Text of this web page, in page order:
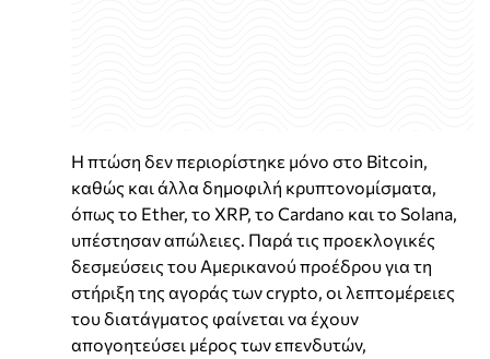
Η πτώση δεν περιορίστηκε μόνο στο Bitcoin,
καθώς και άλλα δημοφιλή κρυπτονομίσματα,
όπως το Ether, το XRP, το Cardano και το Solana,
υπέστησαν απώλειες. Παρά τις προεκλογικές
δεσμεύσεις του Αμερικανού προέδρου για τη
στήριξη της αγοράς των crypto, οι λεπτομέρειες
του διατάγματος φαίνεται να έχουν
απογοητεύσει μέρος των επενδυτών,